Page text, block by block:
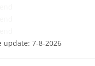
update: 7-8-2026